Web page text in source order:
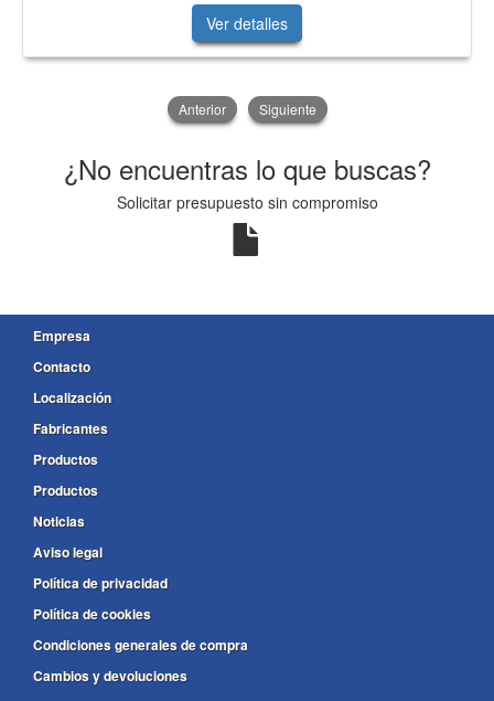
Ver detalles
Anterior Siguiente
¿No encuentras lo que buscas?
Solicitar presupuesto sin compromiso
Empresa
Contacto
Localización
Fabricantes
Productos
Productos
Noticias
Aviso legal
Política de privacidad
Política de cookies
Condiciones generales de compra
Cambios y devoluciones